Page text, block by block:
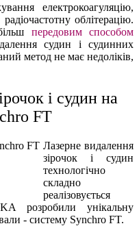
електрокоагуляцію,
облітерацію.
передовим способом
судин і судинних
метод не має недоліків,
і судин на
FT
Лазерне видалення
зірочок і судин
технологічно
складно
реалізовується
розробили унікальну
- систему Synchro FT.